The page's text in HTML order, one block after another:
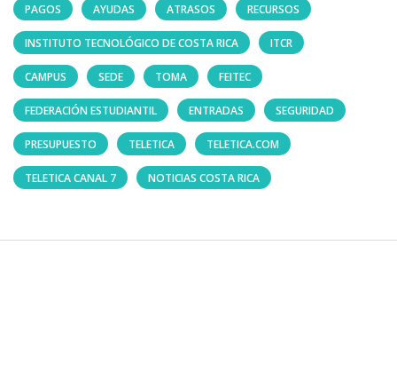
PAGOS AYUDAS ATRASOS RECURSOS
INSTITUTO TECNOLÓGICO DE COSTA RICA ITCR
CAMPUS SEDE TOMA FEITEC
FEDERACIÓN ESTUDIANTIL ENTRADAS SEGURIDAD
PRESUPUESTO TELETICA TELETICA.COM
TELETICA CANAL 7 NOTICIAS COSTA RICA